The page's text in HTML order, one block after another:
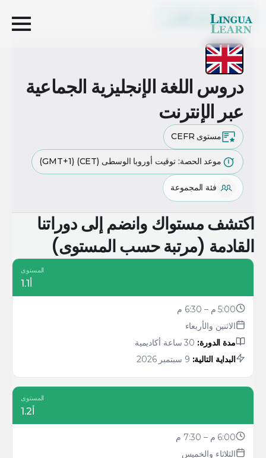
العودة إلى القائمة
دروس اللغة الإنجليزية الجماعية
عبر الإنترنت
مستوى CEFR
موعد الحصة: توقيت أوروبا الوسطى (CET) (GMT+1)
فئة المجموعة
اكتشف مستواك وانضم إلى دوراتنا
القادمة (مرتبة حسب المستوى)
المستوى
أ1.1
5:00 م – 6:30 م
الاثنين والأربعاء
مدة الدورة:
البداية التالية:
المستوى
أ1.2
6:00 م – 7:30 م
الثلاثاء والخميس